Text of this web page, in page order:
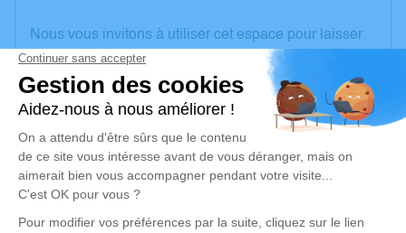
Nous vous invitons à utiliser cet espace pour laisser
vos condoléances, partager des photos souvenirs,
une anecdote ou exprimer vos pensées à travers des
poèmes ou des textes. Cet endroit est un lieu
d'expression dédié à honorer la mémoire de Gilbert
MÉRAS.
Un service de plantation d’arbre hommage est
disponible ici.